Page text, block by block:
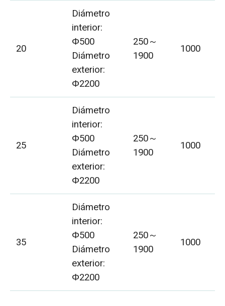
20
Diámetro
interior:
Φ500
Diámetro
exterior:
Φ2200
250～
1900
1000
25
Diámetro
interior:
Φ500
Diámetro
exterior:
Φ2200
250～
1900
1000
35
Diámetro
interior:
Φ500
Diámetro
exterior:
Φ2200
250～
1900
1000